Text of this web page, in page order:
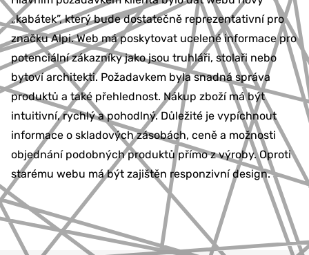
„kabátek”, který bude dostatečně reprezentativní pro
značku Alpi. Web má poskytovat ucelené informace pro
potenciální zákazníky jako jsou truhláři, stolaři nebo
bytoví architekti. Požadavkem byla snadná správa
produktů a také přehlednost. Nákup zboží má být
intuitivní, rychlý a pohodlný. Důležité je vypíchnout
informace o skladových zásobách, ceně a možnosti
objednání podobných produktů přímo z výroby. Oproti
starému webu má být zajištěn responzivní design.